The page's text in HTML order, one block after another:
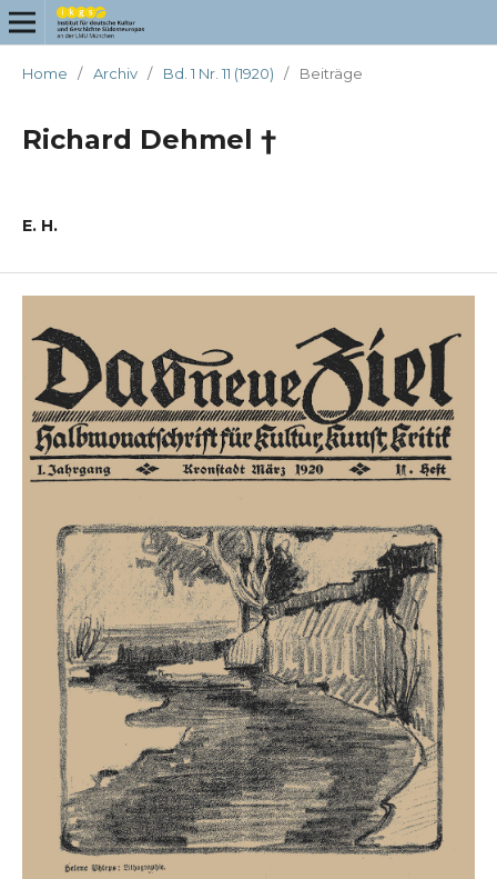
Home / Archiv / Bd. 1 Nr. 11 (1920) / Beiträge
Richard Dehmel †
E. H.